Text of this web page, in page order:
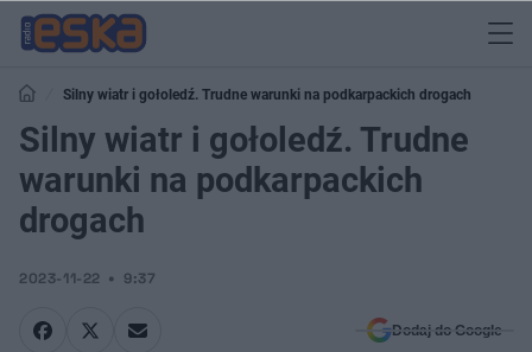
Silny wiatr i gołoledź. Trudne warunki na podkarpackich drogach
Silny wiatr i gołoledź. Trudne
warunki na podkarpackich
drogach
2023-11-22 9:37
Dodaj do Google